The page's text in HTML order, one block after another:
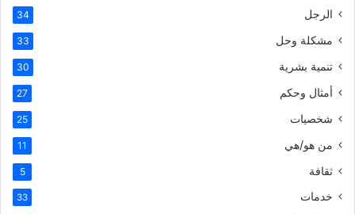
الرجل 34
مشكلة وحل 33
تنمية بشرية 30
أمثال وحكم 27
شخصيات 25
من هو/هي 11
ثقافة 5
خدمات 33